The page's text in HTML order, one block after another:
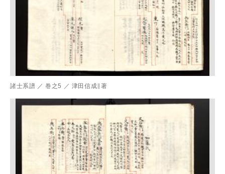
諸士系譜 ／ 巻之5 ／ 津田信成∥著